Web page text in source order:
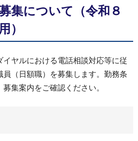
集について（令和８
）
イヤルにおける電話相談対応等に従
員（日額職）を募集します。勤務条
集案内をご確認ください。